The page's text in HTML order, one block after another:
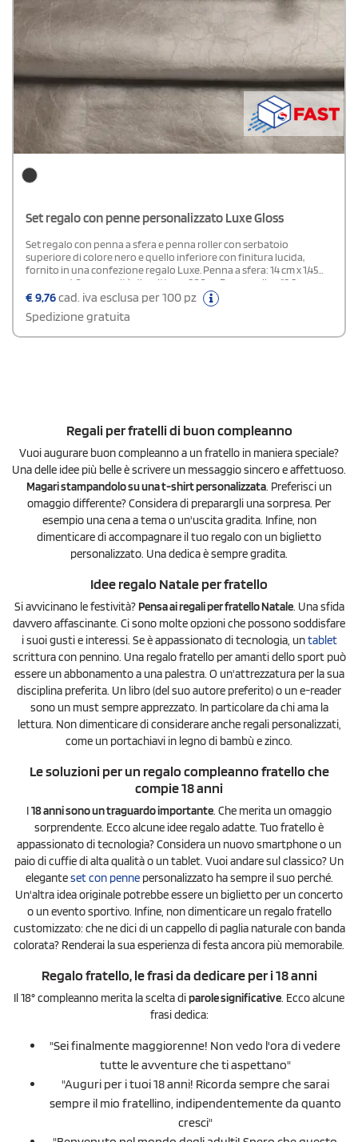
Set regalo con penne personalizzato Luxe Gloss
Set regalo con penna a sfera e penna roller con serbatoio
superiore di colore nero e quello inferiore con finitura lucida,
fornito in una confezione regalo Luxe. Penna a sfera: 14 cm x 1,45
cm, peso: 40 g, capacità di scrittura: 800 m. Penna roller: 13,8 cm x
1,45 cm, peso: 54 g, capacità di scrittura: 400 m.Refill: Nero
€9,76cad. iva esclusa per 100 pz
Spedizione gratuita
Regali per fratelli di buon compleanno
Vuoi augurare buon compleanno a un fratello in maniera speciale?
Una delle idee più belle è scrivere un messaggio sincero e affettuoso.
Magari stampandolo su una t-shirt personalizzata. Preferisci un
omaggio differente? Considera di preparargli una sorpresa. Per
esempio una cena a tema o un'uscita gradita. Infine, non
dimenticare di accompagnare il tuo regalo con un biglietto
personalizzato. Una dedica è sempre gradita.
Idee regalo Natale per fratello
Si avvicinano le festività? Pensa ai regali per fratello Natale. Una sfida
davvero affascinante. Ci sono molte opzioni che possono soddisfare
i suoi gusti e interessi. Se è appassionato di tecnologia, untablet
scrittura con pennino. Una regalo fratello per amanti dello sport può
essere un abbonamento a una palestra. O un'attrezzatura per la sua
disciplina preferita. Un libro (del suo autore preferito) o un e-reader
sono un must sempre apprezzato. In particolare da chi ama la
lettura. Non dimenticare di considerare anche regali personalizzati,
come un portachiavi in legno di bambù e zinco.
Le soluzioni per un regalo compleanno fratello che
compie 18 anni
I18 anni sono un traguardo importante. Che merita un omaggio
sorprendente. Ecco alcune idee regalo adatte. Tuo fratello è
appassionato di tecnologia? Considera un nuovo smartphone o un
paio di cuffie di alta qualità o un tablet. Vuoi andare sul classico? Un
eleganteset con pennepersonalizzato ha sempre il suo perché.
Un'altra idea originale potrebbe essere un biglietto per un concerto
o un evento sportivo. Infine, non dimenticare un regalo fratello
customizzato: che ne dici di un cappello di paglia naturale con banda
colorata? Renderai la sua esperienza di festa ancora più memorabile.
Regalo fratello, le frasi da dedicare per i 18 anni
Il 18° compleanno merita la scelta diparole significative. Ecco alcune
frasi dedica:
"Sei finalmente maggiorenne! Non vedo l'ora di vedere
tutte le avventure che ti aspettano"
"Auguri per i tuoi 18 anni! Ricorda sempre che sarai
sempre il mio fratellino, indipendentemente da quanto
cresci"